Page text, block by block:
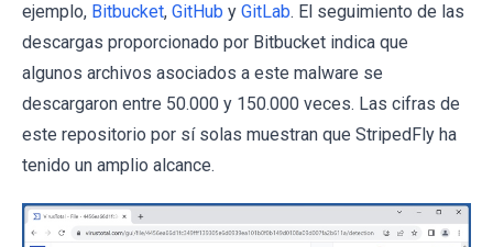
ejemplo, Bitbucket, GitHub y GitLab. El seguimiento de las
descargas proporcionado por Bitbucket indica que
algunos archivos asociados a este malware se
descargaron entre 50.000 y 150.000 veces. Las cifras de
este repositorio por sí solas muestran que StripedFly ha
tenido un amplio alcance.